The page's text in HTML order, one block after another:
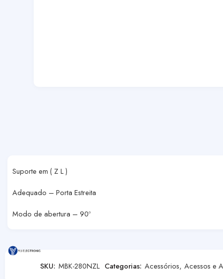
Suporte em ( Z L )
Adequado – Porta Estreita
Modo de abertura – 90º
SKU: MBK-280NZL Categorias: Acessórios, Acessos e